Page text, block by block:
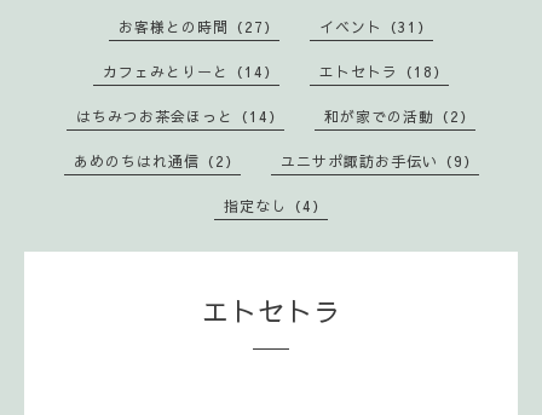
お客様との時間（27） イベント（31）
カフェみとりーと（14） エトセトラ（18）
はちみつお茶会ほっと（14） 和が家での活動（2）
あめのちはれ通信（2） ユニサポ諏訪お手伝い（9）
指定なし（4）
エトセトラ